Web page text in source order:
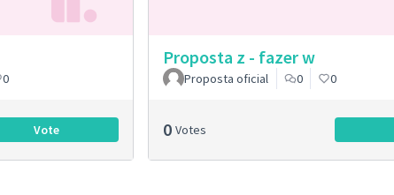
0
VoteProposta x - fazer y
Proposta z - fazer w
Proposta oficial 0 0
0 Votes